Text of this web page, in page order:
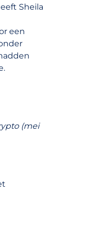
Sheila
een
(mei